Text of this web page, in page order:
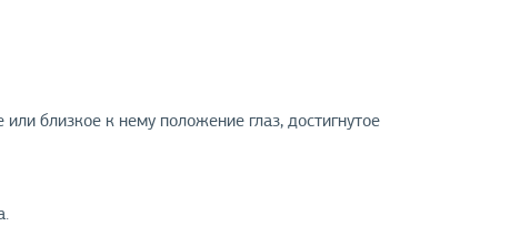
близкое к нему положение глаз, достигнутое